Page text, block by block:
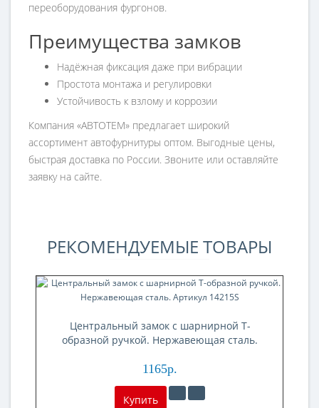
переоборудования фургонов.
Преимущества замков
Надёжная фиксация даже при вибрации
Простота монтажа и регулировки
Устойчивость к взлому и коррозии
Компания «АВТОТЕМ» предлагает широкий
ассортимент автофурнитуры оптом. Выгодные цены,
быстрая доставка по России. Звоните или оставляйте
заявку на сайте.
РЕКОМЕНДУЕМЫЕ ТОВАРЫ
Центральный замок с шарнирной Т-
образной ручкой. Нержавеющая сталь.
1165р.
Купить